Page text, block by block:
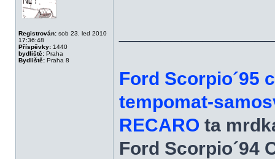
Registrován: sob 23. led 2010
17:36:48
Příspěvky: 1440
bydliště: Praha
Bydliště: Praha 8
Ford Scorpio´95
tempomat-
RECARO ta
Ford Scorpio´94